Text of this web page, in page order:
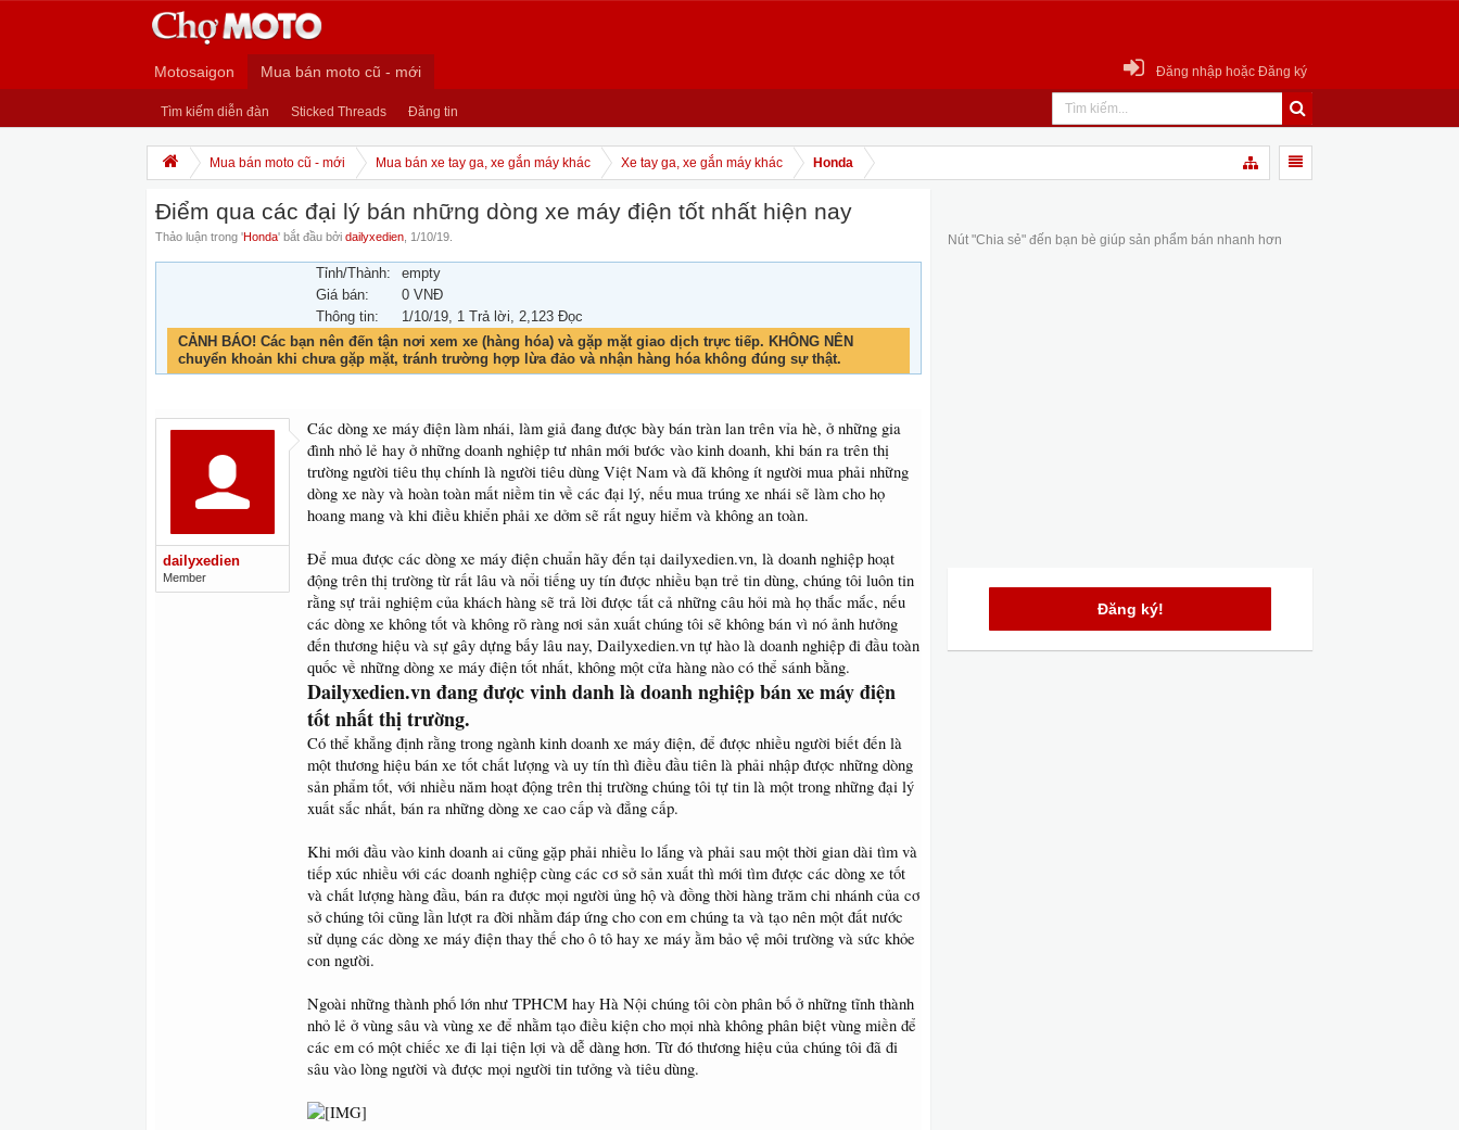
Motosaigon Mua bán moto cũ - mới
Tìm kiếm diễn đàn Sticked Threads Đăng tin
Đăng nhập hoặc Đăng ký
Mua bán moto cũ - mới Mua bán xe tay ga, xe gắn máy khác Xe tay ga, xe gắn máy khác Honda
Điểm qua các đại lý bán những dòng xe máy điện tốt nhất hiện nay
Thảo luận trong 'Honda' bắt đầu bởi dailyxedien 1/10/19
Tỉnh/Thành:
empty
Giá bán:
0 VNĐ
Thông tin:
1/10/19, 1 Trả lời, 2,123 Đọc
CẢNH BÁO! Các bạn nên đến tận nơi xem xe (hàng hóa) và gặp mặt giao dịch trực tiếp. KHÔNG NÊN
chuyển khoản khi chưa gặp mặt, tránh trường hợp lừa đảo và nhận hàng hóa không đúng sự thật.
dailyxedien
Member
Các dòng xe máy điện làm nhái, làm giả đang được bày bán tràn lan trên vỉa hè, ở những gia
đình nhỏ lẻ hay ở những doanh nghiệp tư nhân mới bước vào kinh doanh, khi bán ra trên thị
trường người tiêu thụ chính là người tiêu dùng Việt Nam và đã không ít người mua phải những
dòng xe này và hoàn toàn mất niềm tin về các đại lý, nếu mua trúng xe nhái sẽ làm cho họ
hoang mang và khi điều khiển phải xe dởm sẽ rất nguy hiểm và không an toàn.
Để mua được các dòng xe máy điện chuẩn hãy đến tại dailyxedien.vn, là doanh nghiệp hoạt
động trên thị trường từ rất lâu và nổi tiếng uy tín được nhiều bạn trẻ tin dùng, chúng tôi luôn tin
rằng sự trải nghiệm của khách hàng sẽ trả lời được tất cả những câu hỏi mà họ thắc mắc, nếu
các dòng xe không tốt và không rõ ràng nơi sản xuất chúng tôi sẽ không bán vì nó ảnh hưởng
đến thương hiệu và sự gây dựng bấy lâu nay, Dailyxedien.vn tự hào là doanh nghiệp đi đầu toàn
quốc về những dòng xe máy điện tốt nhất, không một cửa hàng nào có thể sánh bằng.
Dailyxedien.vn đang được vinh danh là doanh nghiệp bán xe máy điện
tốt nhất thị trường.
Có thể khẳng định rằng trong ngành kinh doanh xe máy điện, để được nhiều người biết đến là
một thương hiệu bán xe tốt chất lượng và uy tín thì điều đầu tiên là phải nhập được những dòng
sản phẩm tốt, với nhiều năm hoạt động trên thị trường chúng tôi tự tin là một trong những đại lý
xuất sắc nhất, bán ra những dòng xe cao cấp và đẳng cấp.
Khi mới đầu vào kinh doanh ai cũng gặp phải nhiều lo lắng và phải sau một thời gian dài tìm và
tiếp xúc nhiều với các doanh nghiệp cùng các cơ sở sản xuất thì mới tìm được các dòng xe tốt
và chất lượng hàng đầu, bán ra được mọi người ủng hộ và đồng thời hàng trăm chi nhánh của cơ
sở chúng tôi cũng lần lượt ra đời nhằm đáp ứng cho con em chúng ta và tạo nên một đất nước
sử dụng các dòng xe máy điện thay thế cho ô tô hay xe máy ằm bảo vệ môi trường và sức khỏe
con người.
Ngoài những thành phố lớn như TPHCM hay Hà Nội chúng tôi còn phân bố ở những tĩnh thành
nhỏ lẻ ở vùng sâu và vùng xe để nhằm tạo điều kiện cho mọi nhà không phân biệt vùng miền để
các em có một chiếc xe đi lại tiện lợi và dễ dàng hơn. Từ đó thương hiệu của chúng tôi đã đi
sâu vào lòng người và được mọi người tin tưởng và tiêu dùng.
Nút "Chia sẻ" đến bạn bè giúp sản phẩm bán nhanh hơn
Đăng ký!